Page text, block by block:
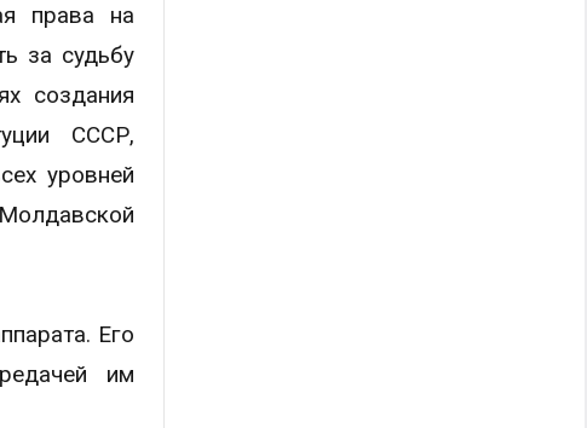
права на
за судьбу
создания
СССР,
уровней
Его
им